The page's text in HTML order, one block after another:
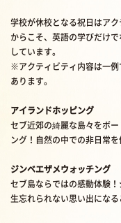
学校が休校となる祝日はア
からこそ、英語の学びだけ
しています。
※アクティビティ内容は一例
あります。
アイランドホッピング
セブ近郊の綺麗な島々をボ
ング！自然の中での非日常を
ジンベエザメウォッチング
セブ島ならではの感動体験
生忘れられない思い出になる